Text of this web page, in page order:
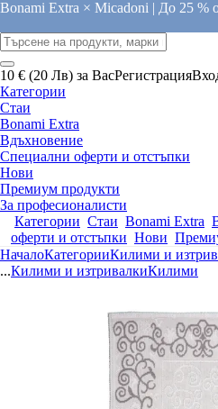
Bonami Extra × Micadoni | До 25 %
10 € (20 Лв) за ВасРегистрация
Категории
Стаи
Bonami Extra
Вдъхновение
Специални оферти и отстъпки
Нови
Премиум продукти
За професионалисти
Категории Стаи Bonami Extra
оферти и отстъпки Нови
НачалоКатегорииКилими и
...Килими и изтривалкиКилими